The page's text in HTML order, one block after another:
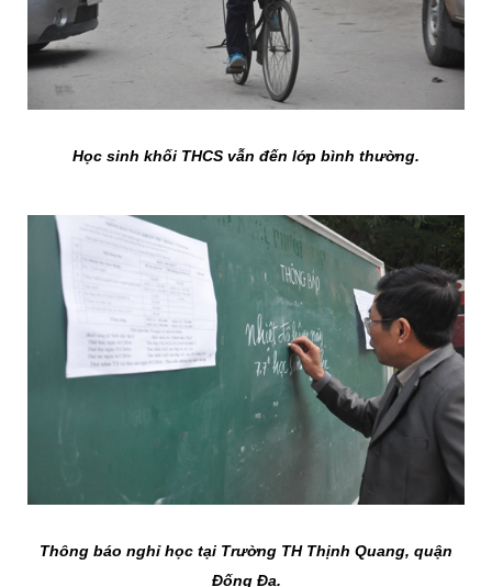
Học sinh khối THCS vẫn đến lớp bình thường.
Thông báo nghỉ học tại Trường TH Thịnh Quang, quận
Đống Đa.